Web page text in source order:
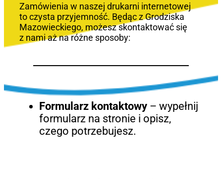
Zamówienia w naszej drukarni internetowej
to czysta przyjemność. Będąc z Grodziska
Mazowieckiego, możesz skontaktować się
z nami aż na różne sposoby:
Formularz kontaktowy– wypełnij
formularz na stronie i opisz,
czego potrzebujesz.